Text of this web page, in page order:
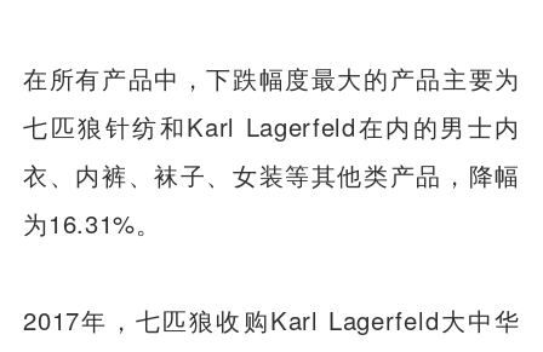
在所有产品中，下跌幅度最大的产品主要为
七匹狼针纺和Karl Lagerfeld在内的男士内
衣、内裤、袜子、女装等其他类产品，降幅
为16.31%。
2017年，七匹狼收购Karl Lagerfeld大中华